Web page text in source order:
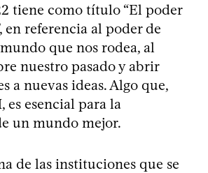
tiene como título “El poder
en referencia al poder de
que nos rodea, al
nuestro pasado y abrir
a nuevas ideas. Algo que,
es esencial para la
un mundo mejor.
de las instituciones que se